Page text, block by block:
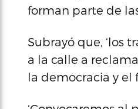
forman parte de
Subrayó que, ‘los
a la calle a
la democracia y el